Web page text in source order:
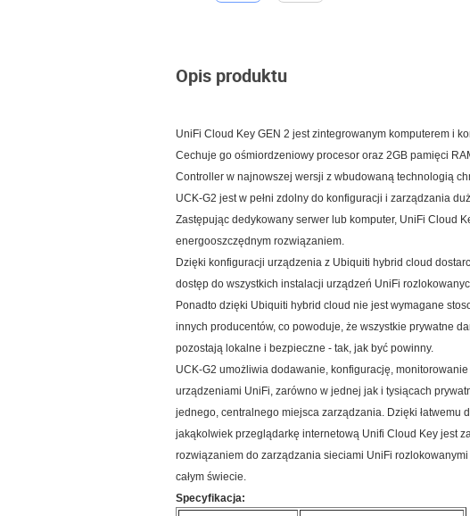
Opis produktu
UniFi Cloud Key GEN 2 jest zintegrowanym komputerem i
Cechuje go ośmiordzeniowy procesor oraz 2GB pamięci
Controller w najnowszej wersji z wbudowaną technologią
UCK-G2 jest w pełni zdolny do konfiguracji i zarządzania
Zastępując dedykowany serwer lub komputer, UniFi Cloud
energooszczędnym rozwiązaniem.
Dzięki konfiguracji urządzenia z Ubiquiti hybrid cloud
dostęp do wszystkich instalacji urządzeń UniFi
Ponadto dzięki Ubiquiti hybrid cloud nie jest wymagane
innych producentów, co powoduje, że wszystkie prywatne
pozostają lokalne i bezpieczne - tak, jak być powinny.
UCK-G2 umożliwia dodawanie, konfigurację,
urządzeniami UniFi, zarówno w jednej jak i tysiącach
jednego, centralnego miejsca zarządzania. Dzięki łatwemu
jakąkolwiek przeglądarkę internetową Unifi Cloud Key jest
rozwiązaniem do zarządzania sieciami UniFi
całym świecie.
Specyfikacja: